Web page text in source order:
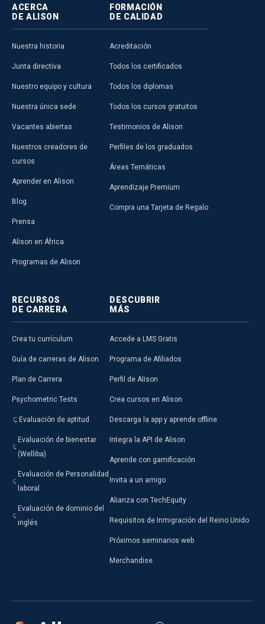
ACERCA
DE ALISON
Nuestra historia
Junta directiva
Nuestro equipo y cultura
Nuestra única sede
Vacantes abiertas
Nuestros creadores de
cursos
Aprender en Alison
Blog
Prensa
Alison en África
Programas de Alison
FORMACIÓN
DE CALIDAD
Acreditación
Todos los certificados
Todos los diplomas
Todos los cursos gratuitos
Testimonios de Alison
Perfiles de los graduados
Áreas Temáticas
Aprendizaje Premium
Compra una Tarjeta de Regalo
RECURSOS
DE CARRERA
Crea tu currículum
Guía de carreras de Alison
Plan de Carrera
Psychometric Tests
Evaluación de aptitud
Evaluación de bienestar
(Welliba)
Evaluación de Personalidad
laboral
Evaluación de dominio del
inglés
DESCUBRIR
MÁS
Accede a LMS Gratis
Programa de Afiliados
Perfil de Alison
Crea cursos en Alison
Descarga la app y aprende offline
Integra la API de Alison
Aprende con gamificación
Invita a un amigo
Alianza con TechEquity
Requisitos de Inmigración del Reino Unido
Próximos seminarios web
Merchandise